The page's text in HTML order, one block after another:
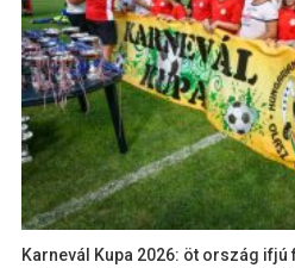
Karnevál Kupa 2026: öt ország